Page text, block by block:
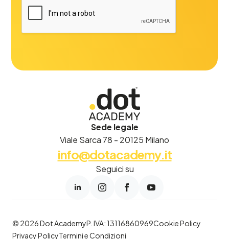
Sede legale
Viale Sarca 78 - 20125 Milano
info@dotacademy.it
Seguici su
© 2026 Dot AcademyP. IVA: 13116860969Cookie Policy
Privacy PolicyTermini e Condizioni